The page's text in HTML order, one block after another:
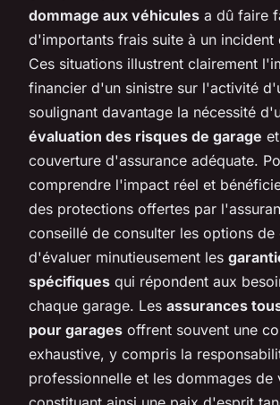
dommage aux véhicules a dû faire
d'importants frais suite à un incident
Ces situations illustrent clairement
financier d'un sinistre sur l'activité
soulignant davantage la nécessité
évaluation des risques de garage
couverture d'assurance adéquate.
comprendre l'impact réel et
des protections offertes par
conseillé de consulter les options de
d'évaluer minutieusement les
spécifiques qui répondent aux
chaque garage. Les assurances
pour garages offrent souvent une
exhaustive, y compris la
professionnelle et les dommages de